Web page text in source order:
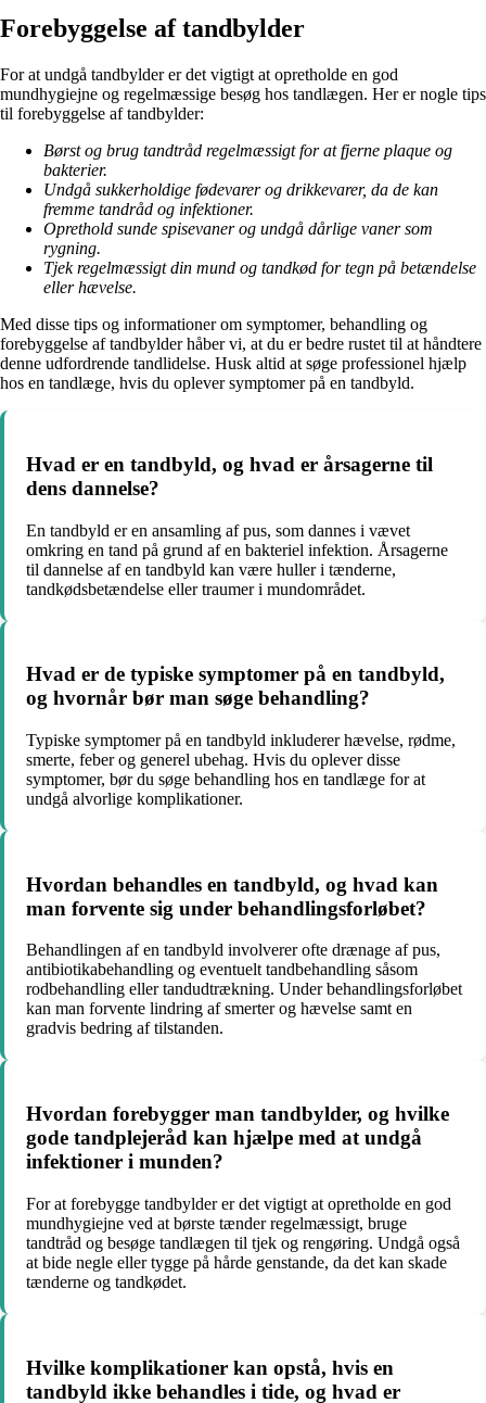
Forebyggelse af tandbylder
For at undgå tandbylder er det vigtigt at opretholde en god
mundhygiejne og regelmæssige besøg hos tandlægen. Her er nogle tips
til forebyggelse af tandbylder:
Børst og brug tandtråd regelmæssigt for at fjerne plaque og
bakterier.
Undgå sukkerholdige fødevarer og drikkevarer, da de kan
fremme tandråd og infektioner.
Oprethold sunde spisevaner og undgå dårlige vaner som
rygning.
Tjek regelmæssigt din mund og tandkød for tegn på betændelse
eller hævelse.
Med disse tips og informationer om symptomer, behandling og
forebyggelse af tandbylder håber vi, at du er bedre rustet til at håndtere
denne udfordrende tandlidelse. Husk altid at søge professionel hjælp
hos en tandlæge, hvis du oplever symptomer på en tandbyld.
Hvad er en tandbyld, og hvad er årsagerne til
dens dannelse?
En tandbyld er en ansamling af pus, som dannes i vævet
omkring en tand på grund af en bakteriel infektion. Årsagerne
til dannelse af en tandbyld kan være huller i tænderne,
tandkødsbetændelse eller traumer i mundområdet.
Hvad er de typiske symptomer på en tandbyld,
og hvornår bør man søge behandling?
Typiske symptomer på en tandbyld inkluderer hævelse, rødme,
smerte, feber og generel ubehag. Hvis du oplever disse
symptomer, bør du søge behandling hos en tandlæge for at
undgå alvorlige komplikationer.
Hvordan behandles en tandbyld, og hvad kan
man forvente sig under behandlingsforløbet?
Behandlingen af en tandbyld involverer ofte drænage af pus,
antibiotikabehandling og eventuelt tandbehandling såsom
rodbehandling eller tandudtrækning. Under behandlingsforløbet
kan man forvente lindring af smerter og hævelse samt en
gradvis bedring af tilstanden.
Hvordan forebygger man tandbylder, og hvilke
gode tandplejeråd kan hjælpe med at undgå
infektioner i munden?
For at forebygge tandbylder er det vigtigt at opretholde en god
mundhygiejne ved at børste tænder regelmæssigt, bruge
tandtråd og besøge tandlægen til tjek og rengøring. Undgå også
at bide negle eller tygge på hårde genstande, da det kan skade
tænderne og tandkødet.
Hvilke komplikationer kan opstå, hvis en
tandbyld ikke behandles i tide, og hvad er